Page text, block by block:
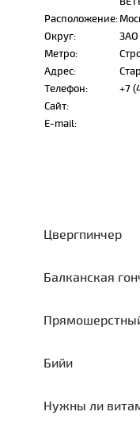
Расположение:
Округ:
ЗАО
Метро:
Адрес:
Телефон:
+7
Сайт:
E-mail:
Цвергпинчер
Балканская
Бийи
Нужны ли